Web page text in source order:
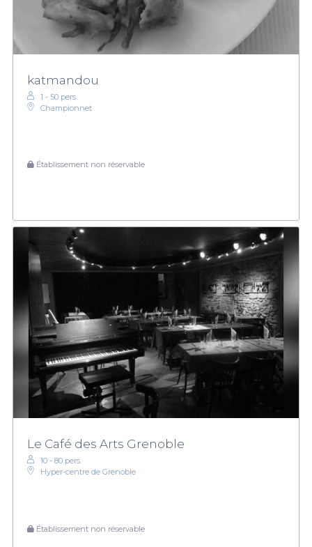
katmandou
1 - 50 pers.
Championnet
Établissement non réservable
Le Café des Arts Grenoble
10 - 80 pers.
Hyper-centre de Grenoble
Établissement non réservable